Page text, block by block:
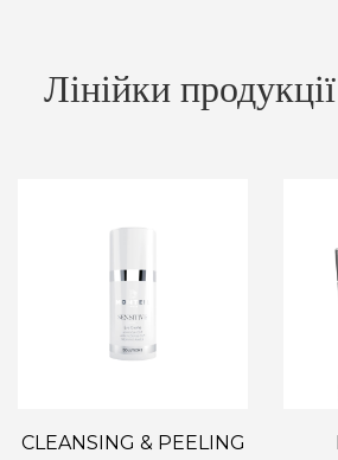
Лінійки продукції
CLEANSING & PEELING